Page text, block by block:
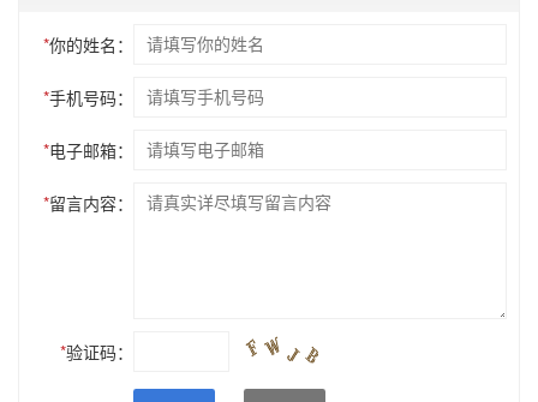
*你的姓名：
*手机号码：
*电子邮箱：
*留言内容：
*验证码：